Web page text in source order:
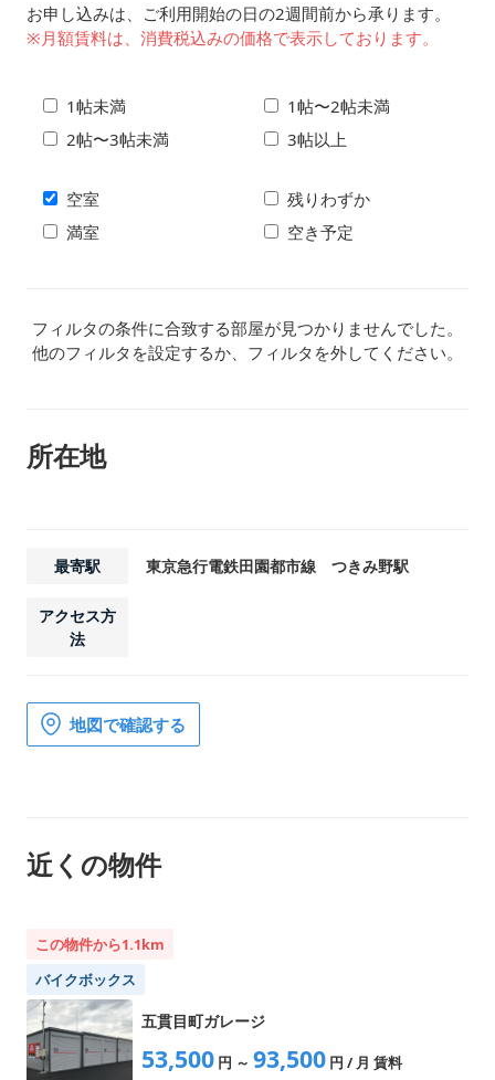
お申し込みは、ご利用開始の日の2週間前から承ります。
※月額賃料は、消費税込みの価格で表示しております。
1帖未満
1帖〜2帖未満
2帖〜3帖未満
3帖以上
空室
残りわずか
満室
空き予定
フィルタの条件に合致する部屋が見つかりませんでした。
他のフィルタを設定するか、フィルタを外してください。
所在地
最寄駅 東京急行電鉄田園都市線 つきみ野駅
アクセス方
法
地図で確認する
近くの物件
この物件から1.1km
バイクボックス
五貫目町ガレージ
53,500 円 ～ 93,500 円 / 月 賃料